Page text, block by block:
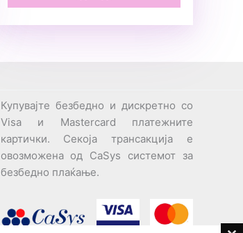
Купувајте безбедно и дискретно со
Visa и Mastercard платежните
картички. Секоја трансакција е
овозможена од CaSys системот за
безбедно плаќање.